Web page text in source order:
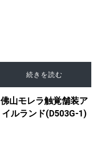
続きを読む
佛山モレラ触覚舗装ア
イルランド(D503G-1)